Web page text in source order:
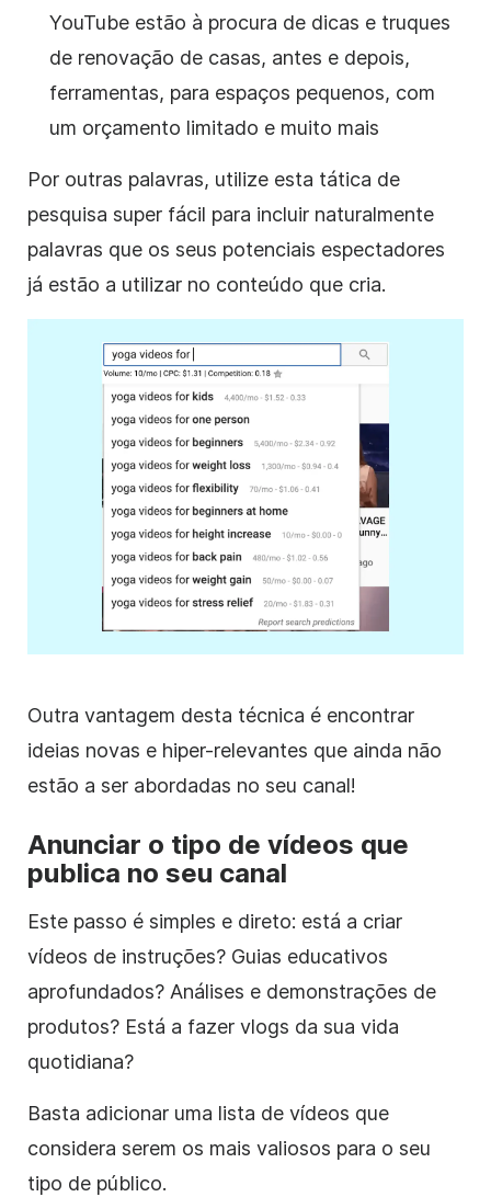
YouTube estão à procura de dicas e truques
de renovação de casas, antes e depois,
ferramentas, para espaços pequenos, com
um orçamento limitado e muito mais
Por outras palavras, utilize esta tática de
pesquisa super fácil para incluir naturalmente
palavras que os seus potenciais espectadores
já estão a utilizar no conteúdo que cria.
Outra vantagem desta técnica é encontrar
ideias novas e hiper-relevantes que ainda não
estão a ser abordadas no seu canal!
Anunciar o tipo de vídeos que
publica no seu canal
Este passo é simples e direto: está a criar
vídeos de instruções? Guias educativos
aprofundados? Análises e demonstrações de
produtos? Está a fazer vlogs da sua vida
quotidiana?
Basta adicionar uma lista de vídeos que
considera serem os mais valiosos para o seu
tipo de público.